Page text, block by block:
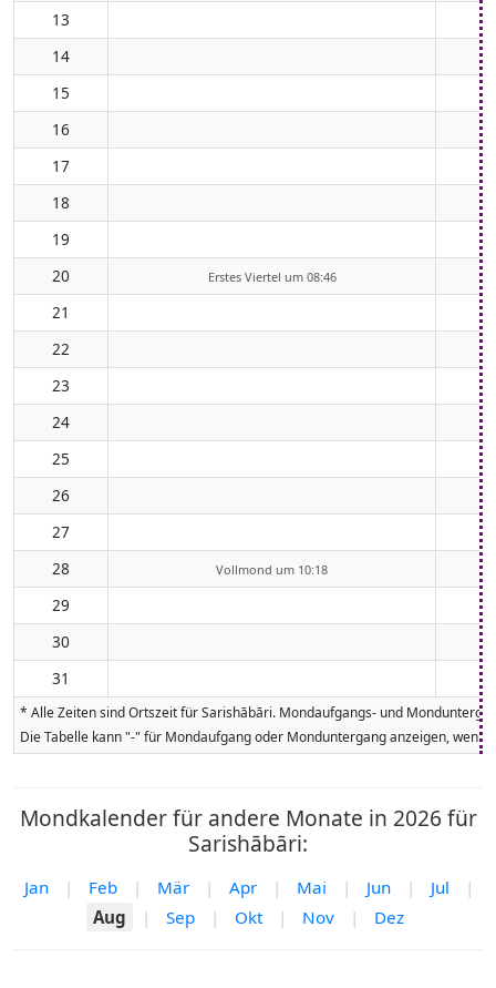
13
14
15
16
17
18
19
20
Erstes Viertel um 08:46
21
22
23
24
25
26
27
28
Vollmond um 10:18
29
30
31
* Alle Zeiten sind Ortszeit für Sarishābāri. Mondaufgangs- und
Die Tabelle kann "-" für Mondaufgang oder Monduntergang anzeigen,
Mondkalender für andere Monate in 2026 für
Sarishābāri:
Jan | Feb | Mär | Apr | Mai | Jun | Jul
|
Aug
| Sep | Okt | Nov | Dez